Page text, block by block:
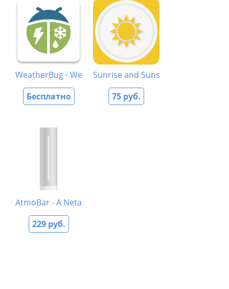
WeatherBug - Weather Forecasts and Alerts
Бесплатно
Sunrise and Sunset Calculator
75 руб.
AtmoBar - A Netatmo client
229 руб.